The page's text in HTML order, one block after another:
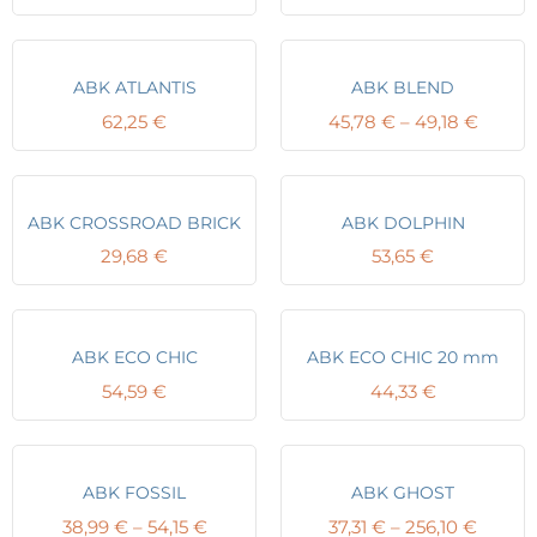
range:
49,51 €
range:
49,51 €
ABK ATLANTIS
62,25 €
ABK BLEND
45,78 € – 49,18 €Price
range:
45,78
ABK CROSSROAD BRICK
29,68 €
ABK DOLPHIN
53,65 €
ABK ECO CHIC
54,59 €
ABK ECO CHIC 20 mm
44,33 €
ABK FOSSIL
38,99 € – 54,15 €Price
ABK GHOST
37,31 € – 256,10 €